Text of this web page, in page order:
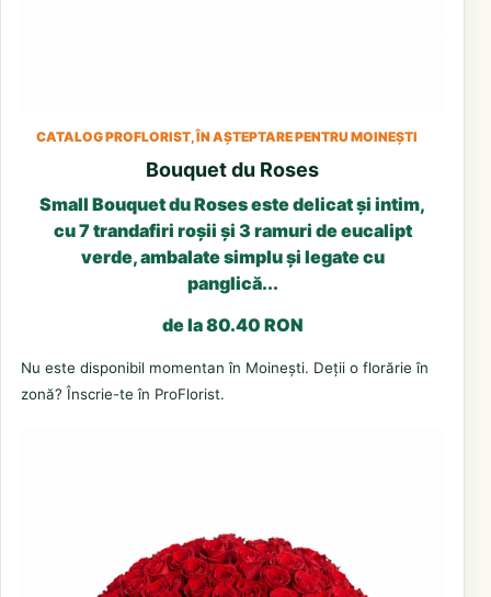
CATALOG PROFLORIST, ÎN AȘTEPTARE PENTRU MOINEȘTI
Bouquet du Roses
Small Bouquet du Roses este delicat și intim,
cu 7 trandafiri roșii și 3 ramuri de eucalipt
verde, ambalate simplu și legate cu
panglică...
de la 80.40 RON
Nu este disponibil momentan în Moinești. Deții o florărie în
zonă? Înscrie-te în ProFlorist.